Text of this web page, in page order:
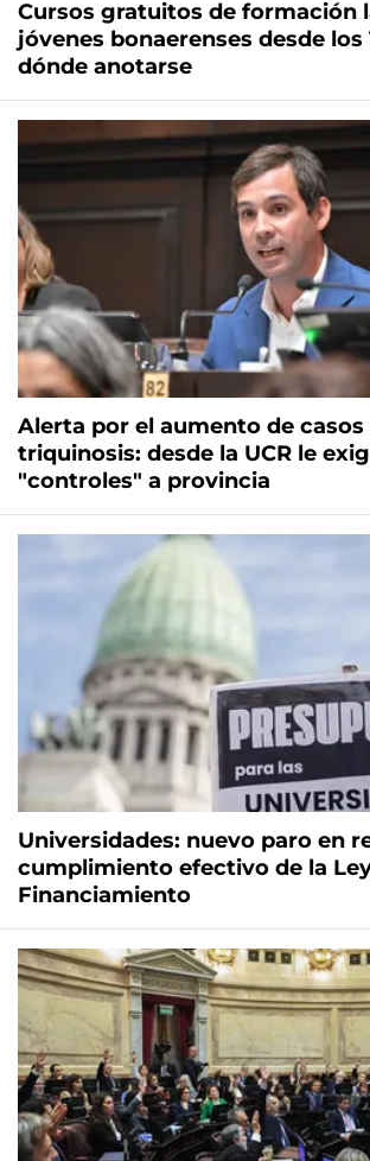
Cursos gratuitos de formación
jóvenes bonaerenses desde los
dónde anotarse
Alerta por el aumento de casos
triquinosis: desde la UCR le
"controles" a provincia
Universidades: nuevo paro en
cumplimiento efectivo de la
Financiamiento